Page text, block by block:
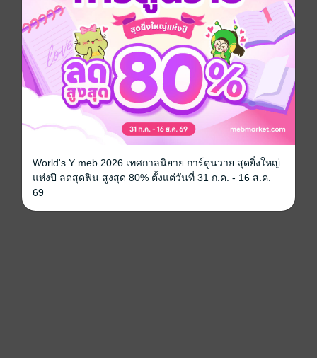
World's Y meb 2026 เทศกาลนิยาย การ์ตูนวาย สุดยิ่งใหญ่
แห่งปี ลดสุดฟิน สูงสุด 80% ตั้งแต่วันที่ 31 ก.ค. - 16 ส.ค.
69